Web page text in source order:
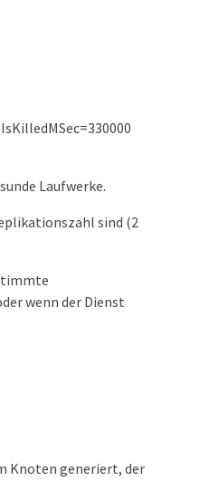
Laufwerke.
sind (2
wenn der Dienst
Knoten generiert, der